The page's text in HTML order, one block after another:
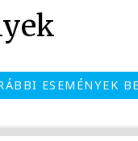
ESEMÉNYEK